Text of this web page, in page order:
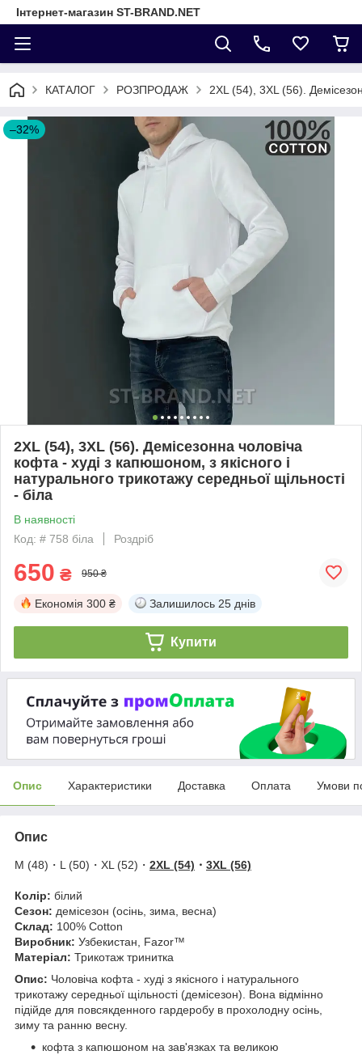
Інтернет-магазин ST-BRAND.NET
КАТАЛОГ РОЗПРОДАЖ 2XL (54), 3XL (56).
–32%
2XL (54), 3XL (56). Демісезонна чоловіча
кофта - худі з капюшоном, з якісного і
натурального трикотажу середньої щільності
- біла
В наявності
Код: # 758 біла
Роздріб
650 ₴ 950 ₴
Економія 300 ₴ Залишилось 25 днів
Купити
Опис Характеристики Доставка Оплата Умови
Опис
M (48)・L (50)・XL (52)・ 2XL (54) ・ 3XL (56)
Колір: білий
Сезон: демісезон (осінь, зима, весна)
Склад: 100% Cotton
Виробник: Узбекистан, Fazor™
Матеріал: Трикотаж тринитка
Опис: Чоловіча кофта - худі з якісного і натурального
трикотажу середньої щільності (демісезон). Вона відмінно
підійде для повсякденного гардеробу в прохолодну осінь,
зиму та ранню весну.
кофта з капюшоном на зав'язках та великою